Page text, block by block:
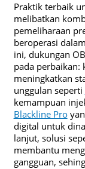
Praktik terbaik
melibatkan
pemeliharaan
beroperasi
ini, dukungan
pada perbaikan:
meningkatkan
unggulan seperti
kemampuan
Blackline Pro
digital untuk
lanjut, solusi
membantu
gangguan,